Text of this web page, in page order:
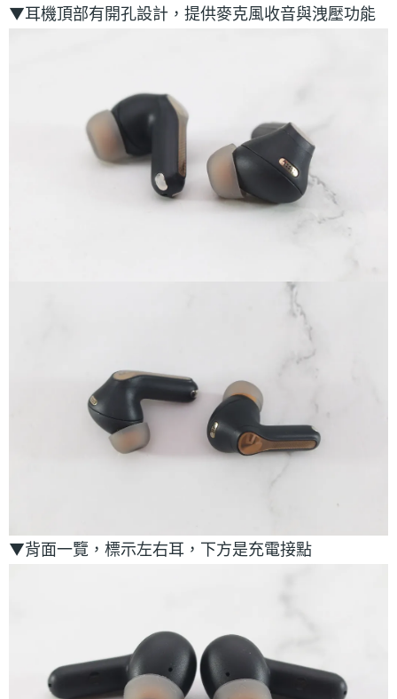
▼耳機頂部有開孔設計，提供麥克風收音與洩壓功能
▼背面一覽，標示左右耳，下方是充電接點